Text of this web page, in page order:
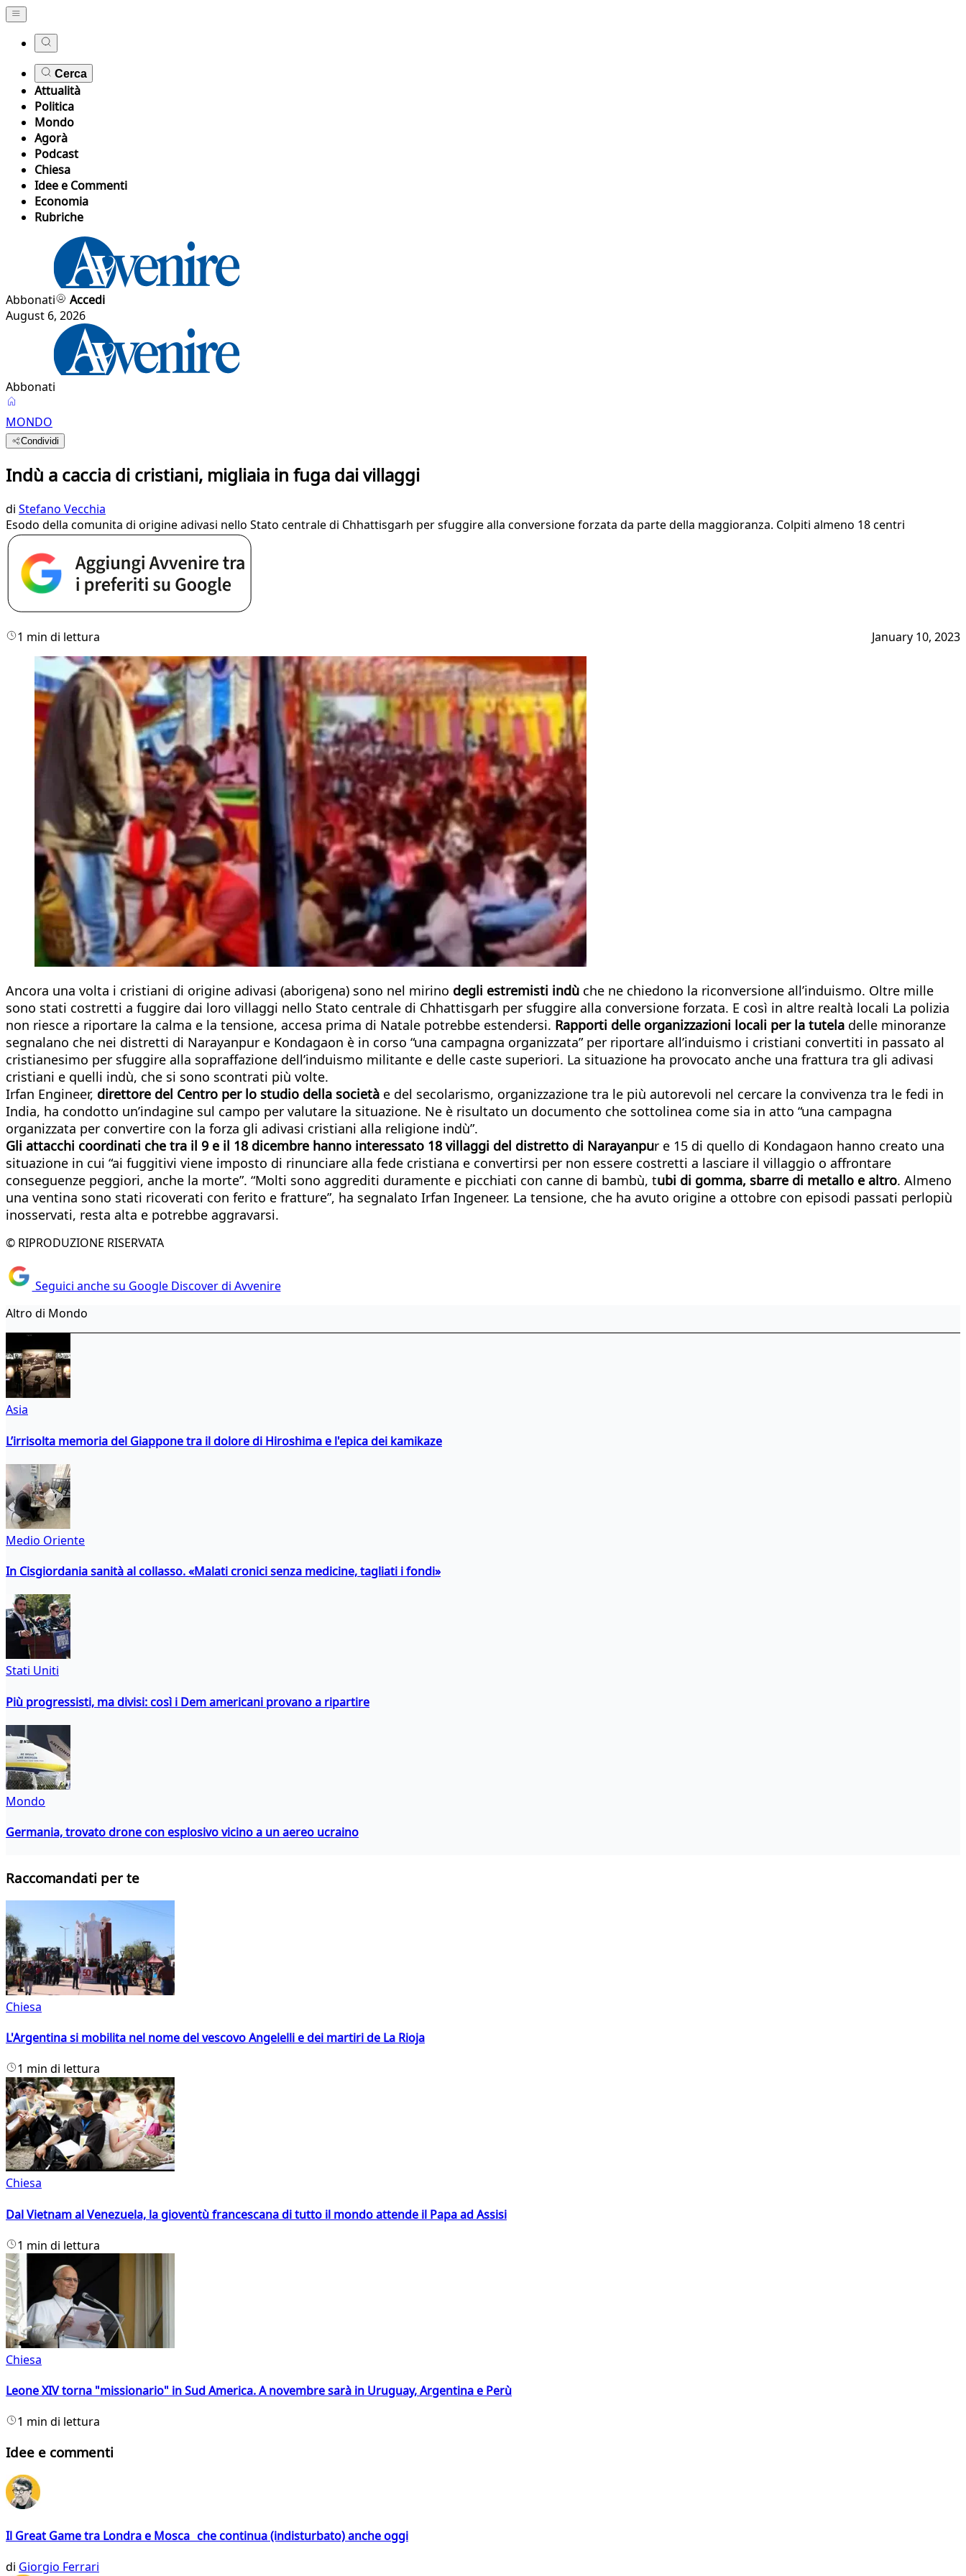
Cerca
Attualità
Politica
Mondo
Agorà
Podcast
Chiesa
Idee e Commenti
Economia
Rubriche
Abbonati
Accedi
August 6, 2026
Abbonati
MONDO
Condividi
Indù a caccia di cristiani, migliaia in fuga dai villaggi
di Stefano Vecchia
Esodo della comunita di origine adivasi nello Stato centrale di Chhattisgarh per sfuggire alla conversione forzata da parte della maggioranza. Colpiti almeno 18 centri
1 min di lettura January 10, 2023
Ancora una volta i cristiani di origine adivasi (aborigena) sono nel mirino degli estremisti indù che ne chiedono la riconversione all’induismo. Oltre mille
sono stati costretti a fuggire dai loro villaggi nello Stato centrale di Chhattisgarh per sfuggire alla conversione forzata. E così in altre realtà locali La polizia
non riesce a riportare la calma e la tensione, accesa prima di Natale potrebbe estendersi. Rapporti delle organizzazioni locali per la tutela delle minoranze
segnalano che nei distretti di Narayanpur e Kondagaon è in corso “una campagna organizzata” per riportare all’induismo i cristiani convertiti in passato al
cristianesimo per sfuggire alla sopraffazione dell’induismo militante e delle caste superiori. La situazione ha provocato anche una frattura tra gli adivasi
cristiani e quelli indù, che si sono scontrati più volte.
Irfan Engineer, direttore del Centro per lo studio della società e del secolarismo, organizzazione tra le più autorevoli nel cercare la convivenza tra le fedi in
India, ha condotto un’indagine sul campo per valutare la situazione. Ne è risultato un documento che sottolinea come sia in atto “una campagna
organizzata per convertire con la forza gli adivasi cristiani alla religione indù”.
Gli attacchi coordinati che tra il 9 e il 18 dicembre hanno interessato 18 villaggi del distretto di Narayanpur e 15 di quello di Kondagaon hanno creato una
situazione in cui “ai fuggitivi viene imposto di rinunciare alla fede cristiana e convertirsi per non essere costretti a lasciare il villaggio o affrontare
conseguenze peggiori, anche la morte”. “Molti sono aggrediti duramente e picchiati con canne di bambù, tubi di gomma, sbarre di metallo e altro. Almeno
una ventina sono stati ricoverati con ferito e fratture”, ha segnalato Irfan Ingeneer. La tensione, che ha avuto origine a ottobre con episodi passati perlopiù
inosservati, resta alta e potrebbe aggravarsi.
© RIPRODUZIONE RISERVATA
Seguici anche su Google Discover di Avvenire
Altro di Mondo
Asia
L’irrisolta memoria del Giappone tra il dolore di Hiroshima e l'epica dei kamikaze
Medio Oriente
In Cisgiordania sanità al collasso. «Malati cronici senza medicine, tagliati i fondi»
Stati Uniti
Più progressisti, ma divisi: così i Dem americani provano a ripartire
Mondo
Germania, trovato drone con esplosivo vicino a un aereo ucraino
Raccomandati per te
Chiesa
L'Argentina si mobilita nel nome del vescovo Angelelli e dei martiri de La Rioja
1 min di lettura
Chiesa
Dal Vietnam al Venezuela, la gioventù francescana di tutto il mondo attende il Papa ad Assisi
1 min di lettura
Chiesa
Leone XIV torna "missionario" in Sud America. A novembre sarà in Uruguay, Argentina e Perù
1 min di lettura
Idee e commenti
Il Great Game tra Londra e Mosca che continua (indisturbato) anche oggi
di Giorgio Ferrari